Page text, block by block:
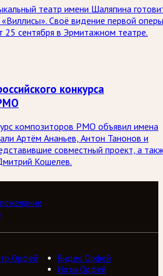
театр имени Шаляпина
«Виллисы». Своё видение первой оперы
25 сентября в Эрмитажном театре.
конкурса
композиторов РМО объявил имена
Артём Ананьев, Антон Танонов и
совместный проект, а
Кошелев.
Орфей
Видео Орфей
Ноты Орфей